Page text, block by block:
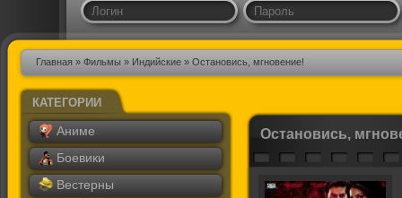
Главная » Фильмы » Индийские » Остановись, мгновение!
КАТЕГОРИИ
Аниме
Боевики
Вестерны
Остановись,